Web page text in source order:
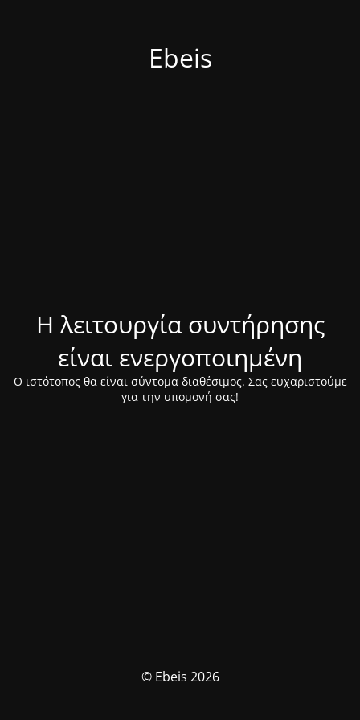
Ebeis
Η λειτουργία συντήρησης
είναι ενεργοποιημένη
Ο ιστότοπος θα είναι σύντομα διαθέσιμος. Σας ευχαριστούμε
για την υπομονή σας!
© Ebeis 2026